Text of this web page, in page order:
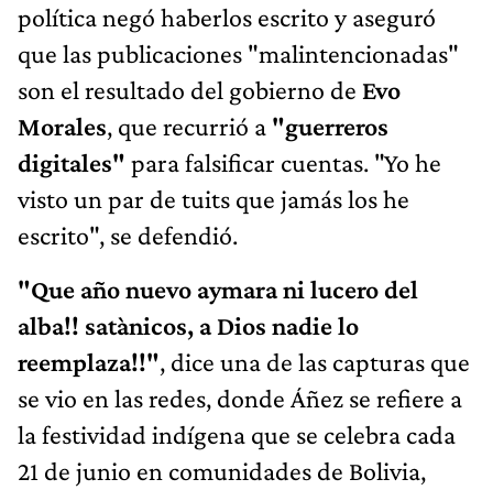
política negó haberlos escrito y aseguró
que las publicaciones "malintencionadas"
son el resultado del gobierno de Evo
Morales, que recurrió a "guerreros
digitales" para falsificar cuentas. "Yo he
visto un par de tuits que jamás los he
escrito", se defendió.
"Que año nuevo aymara ni lucero del
alba!! satànicos, a Dios nadie lo
reemplaza!!", dice una de las capturas que
se vio en las redes, donde Áñez se refiere a
la festividad indígena que se celebra cada
21 de junio en comunidades de Bolivia,